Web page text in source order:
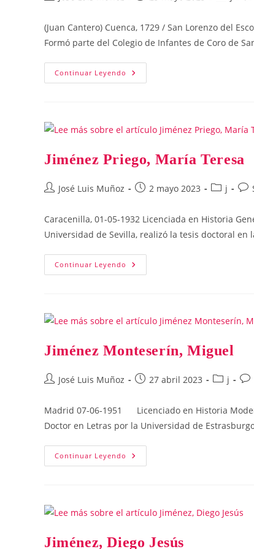
la
entrada:
entrada:
entrada:
(Juan Cantero) Cuenca, 1729 / San Lorenzo del
Formó parte del Colegio de Infantes de Coro de
Continuar Leyendo Juan
De
Jiménez Priego, María Teresa
Autor
entrada:
José Luis Muñoz
Publicación
entrada:
2 mayo 2023
Categoría
entrada:
j
Caracenilla, 01-05-1932 Licenciada en Historia
Universidad de Sevilla, realizó la tesis doctoral en
Continuar Leyendo Jiménez
Priego,
Jiménez Monteserín, Miguel
Autor
la
José Luis Muñoz
Publicación
la
27 abril 2023
Categoría
j
Madrid 07‑06‑1951 Licenciado en Historia
Doctor en Letras por la Universidad de
Continuar Leyendo Jiménez
Monteserín,
Jiménez, Diego Jesús